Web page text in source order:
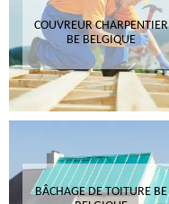
COUVREUR CHARPENTIER
BE BELGIQUE
BÂCHAGE DE TOITURE BE